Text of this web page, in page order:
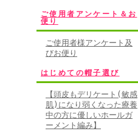
ご使用者アンケート＆お
便り
ご使用者様アンケート及
びお便り
はじめての帽子選び
【頭皮もデリケート(敏感
肌)になり弱くなった療養
中の方に優しいホールガ
ーメント編み】